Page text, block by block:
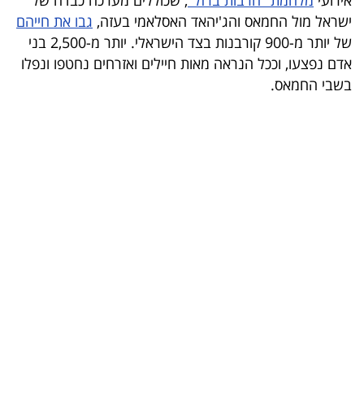
קריירה
ולימודים
ישראל מול החמאס והג'יהאד האסלאמי בעזה, גבו את חייהם
של יותר מ-900 קורבנות בצד הישראלי. יותר מ-2,500 בני
אדם נפצעו, וככל הנראה מאות חיילים ואזרחים נחטפו ונפלו
בשבי החמאס.